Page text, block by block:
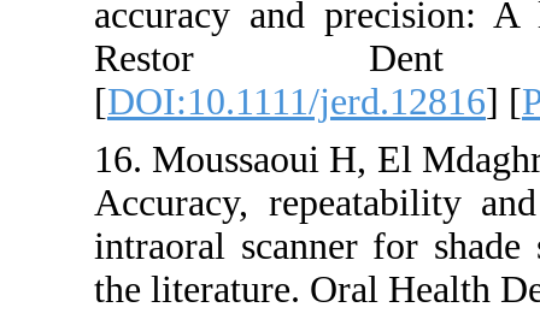
accuracy and
Restor
[DOI:10.1111/
16. Moussaoui H,
Accuracy,
intraoral scanner
the literature. Oral